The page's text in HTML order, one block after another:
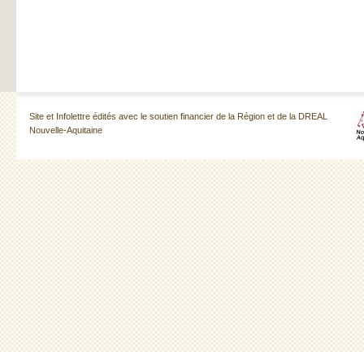
Site et Infolettre édités avec le soutien financier de la Région et de la DREAL
Nouvelle-Aquitaine